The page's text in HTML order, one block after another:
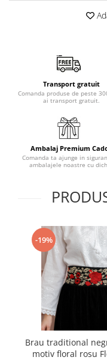
Transport gratuit
Comanda produse de peste
ai transport gratuit.
Ambalaj Premium
Comanda ta ajunge in
ambalajele noastre cu
-19%
Brau traditional
motiv floral rosu